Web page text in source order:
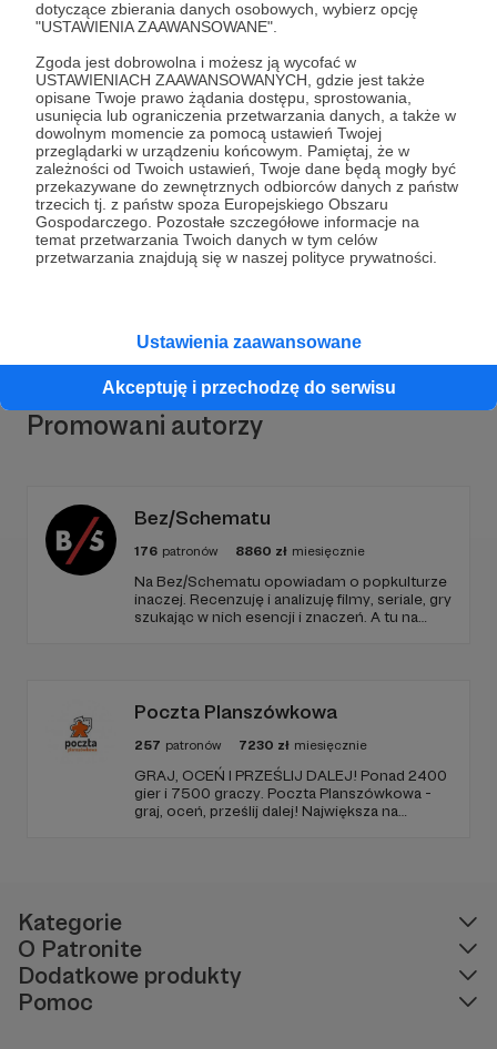
dotyczące zbierania danych osobowych, wybierz opcję
"USTAWIENIA ZAAWANSOWANE".
Zgoda jest dobrowolna i możesz ją wycofać w
USTAWIENIACH ZAAWANSOWANYCH, gdzie jest także
opisane Twoje prawo żądania dostępu, sprostowania,
usunięcia lub ograniczenia przetwarzania danych, a także w
dowolnym momencie za pomocą ustawień Twojej
przeglądarki w urządzeniu końcowym. Pamiętaj, że w
zależności od Twoich ustawień, Twoje dane będą mogły być
przekazywane do zewnętrznych odbiorców danych z państw
trzecich tj. z państw spoza Europejskiego Obszaru
Gospodarczego. Pozostałe szczegółowe informacje na
temat przetwarzania Twoich danych w tym celów
przetwarzania znajdują się w naszej polityce prywatności.
Ustawienia zaawansowane
Akceptuję i przechodzę do serwisu
Dołącz do grona Patronów!
Wesprzyj działalność AutoraPlanszówki Online
teraz!
Promowani autorzy
Bez/Schematu
176 patronów 8860 zł miesięcznie
Na Bez/Schematu opowiadam o popkulturze
inaczej. Recenzuję i analizuję filmy, seriale, gry
szukając w nich esencji i znaczeń. A tu na
Poczta Planszówkowa
257 patronów 7230 zł miesięcznie
GRAJ, OCEŃ I PRZEŚLIJ DALEJ! Ponad 2400
gier i 7500 graczy. Poczta Planszówkowa -
graj, oceń, prześlij dalej! Największa na
Kategorie
O Patronite
Dodatkowe produkty
Pomoc